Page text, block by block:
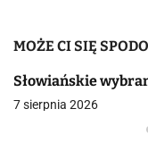
MOŻE CI SIĘ
Słowiańskie
7 sierpnia 2026